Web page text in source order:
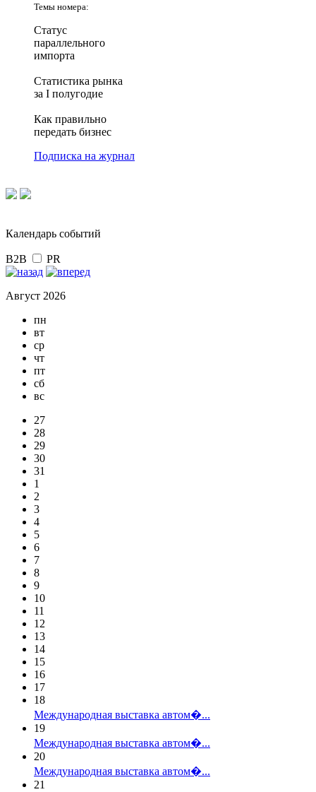
Темы номера:
Статус
параллельного
импорта
Статистика рынка
за I полугодие
Как правильно
передать бизнес
Подписка на журнал
Календарь событий
B2B PR
Август 2026
пн
вт
ср
чт
пт
сб
вс
27
28
29
30
31
1
2
3
4
5
6
7
8
9
10
11
12
13
14
15
16
17
18
Международная выставка автом�...
19
Международная выставка автом�...
20
Международная выставка автом�...
21